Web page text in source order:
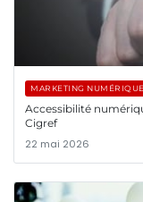
MARKETING NUMÉRIQUE
Accessibilité
Cigref
22 mai 2026